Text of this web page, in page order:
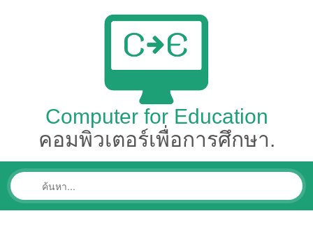
Computer for Education
คอมพิวเตอร์เพื่อการศึกษา.